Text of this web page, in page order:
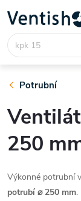
obsah
Potrubní
250
Výkonné potrubní
potrubí ⌀ 250 mm.